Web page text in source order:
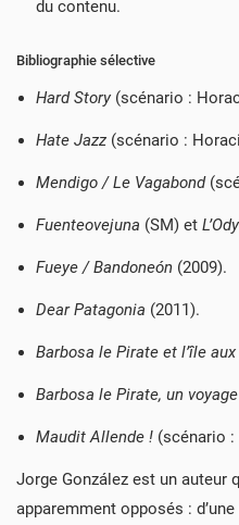
du contenu.
Bibliographie sélective
Hard Story(scénario :
Hate Jazz (scénario :
Mendigo / Le Vagabond
Fuenteovejuna (SM) et
Fueye / Bandoneón (2009).
Dear Patagonia (2011).
Barbosa le Pirate et l’île
Barbosa le Pirate, un voyage
Maudit Allende ! (scénario :
Jorge González est un auteur
apparemment opposés :
MES LISTES
((MODALTITLE))
((CONFIRMMESSAGE))
((CANCELTEXT))
NOM DE LA LISTE D'ENVIES
ANNULER
CONNEXION
VOUS DEVEZ ÊTRE